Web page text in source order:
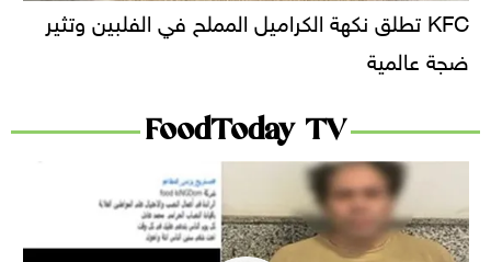
KFC تطلق نكهة الكراميل المملح في الفلبين وتثير
ضجة عالمية
FoodToday TV